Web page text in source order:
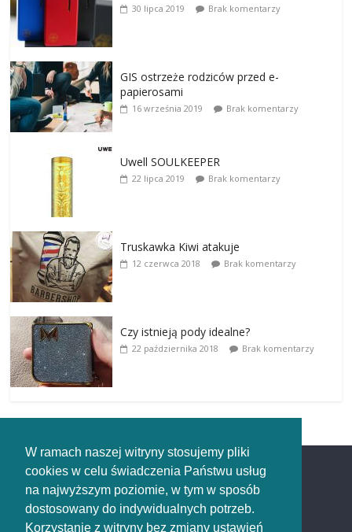
W ramach naszej witryny stosujemy pliki
cookies w celu świadczenia Państwu usług
na najwyższym poziomie, w tym w sposób
dostosowany do indywidualnych potrzeb.
Korzystanie z witryny bez zmiany ustawień
30 lipca 2019 Brak komentarzy
GIS ostrzeże rodziców przed e-
papierosami
16 września 2019 Brak komentarzy
Uwell SOULKEEPER
22 lipca 2019 Brak komentarzy
Truskawka Kiwi atakuje
12 czerwca 2018 Brak komentarzy
Czy istnieją pody idealne?
22 października 2018 Brak komentarzy
Redakcja
Redakcja